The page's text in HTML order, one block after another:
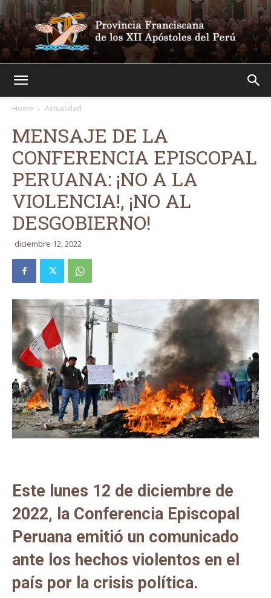
Home
Actualidad
MENSAJE DE LA
CONFERENCIA EPISCOPAL
PERUANA: ¡NO A LA
VIOLENCIA!, ¡NO AL
DESGOBIERNO!
diciembre 12, 2022
Este lunes 12 de diciembre de
2022, la Conferencia Episcopal
Peruana emitió un comunicado
ante los hechos violentos en el
país por la crisis política.